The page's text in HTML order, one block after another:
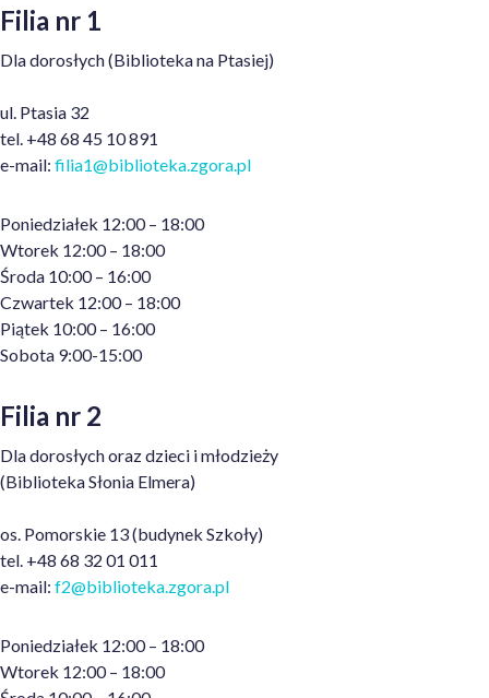
Filia nr 1
Dla dorosłych(Biblioteka na Ptasiej)
ul. Ptasia 32
tel. +48 68 45 10 891
e-mail: filia1@biblioteka.zgora.pl
Poniedziałek 12:00 – 18:00
Wtorek 12:00 – 18:00
Środa 10:00 – 16:00
Czwartek 12:00 – 18:00
Piątek 10:00 – 16:00
Sobota 9:00-15:00
Filia nr 2
Dla dorosłych oraz dzieci i młodzieży
(Biblioteka Słonia Elmera)
os. Pomorskie 13 (budynek Szkoły)
tel. +48 68 32 01 011
e-mail: f2@biblioteka.zgora.pl
Poniedziałek 12:00 – 18:00
Wtorek 12:00 – 18:00